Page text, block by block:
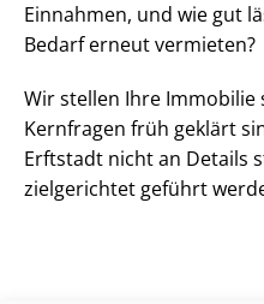
Einnahmen, und wie gut
Bedarf erneut vermieten?
Wir stellen Ihre Immobilie
Kernfragen früh geklärt
Erftstadt nicht an Details
zielgerichtet geführt